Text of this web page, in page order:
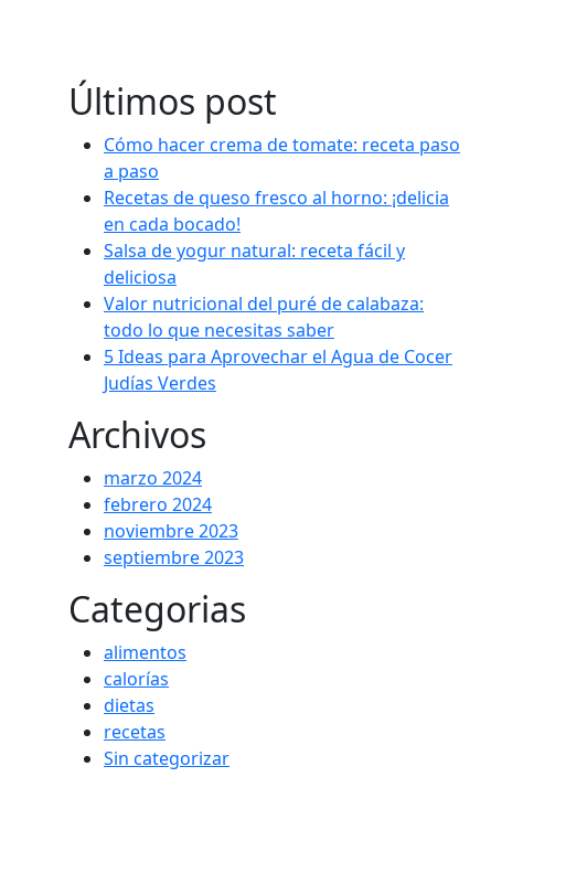
Últimos post
Cómo hacer crema de tomate: receta paso
a paso
Recetas de queso fresco al horno: ¡delicia
en cada bocado!
Salsa de yogur natural: receta fácil y
deliciosa
Valor nutricional del puré de calabaza:
todo lo que necesitas saber
5 Ideas para Aprovechar el Agua de Cocer
Judías Verdes
Archivos
marzo 2024
febrero 2024
noviembre 2023
septiembre 2023
Categorias
alimentos
calorías
dietas
recetas
Sin categorizar